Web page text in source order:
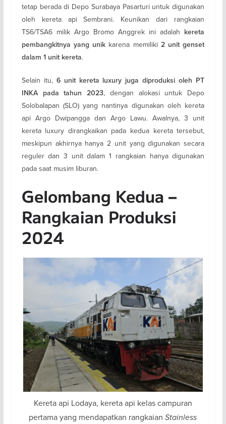
tetap berada di Depo Surabaya Pasarturi untuk digunakan
oleh kereta api Sembrani. Keunikan dari rangkaian
TS6/TSA6 milik Argo Bromo Anggrek ini adalah kereta
pembangkitnya yang unik karena memiliki 2 unit genset
dalam 1 unit kereta.
Selain itu, 6 unit kereta luxury juga diproduksi oleh PT
INKA pada tahun 2023, dengan alokasi untuk Depo
Solobalapan (SLO) yang nantinya digunakan oleh kereta
api Argo Dwipangga dan Argo Lawu. Awalnya, 3 unit
kereta luxury dirangkaikan pada kedua kereta tersebut,
meskipun akhirnya hanya 2 unit yang digunakan secara
reguler dan 3 unit dalam 1 rangkaian hanya digunakan
pada saat musim liburan.
Gelombang Kedua –
Rangkaian Produksi
2024
Kereta api Lodaya, kereta api kelas campuran
pertama yang mendapatkan rangkaianStainless